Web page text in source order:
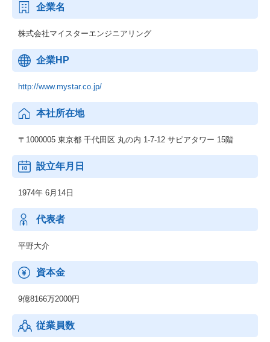
企業名
株式会社マイスターエンジニアリング
企業HP
http://www.mystar.co.jp/
本社所在地
〒1000005 東京都 千代田区 丸の内 1-7-12 サピアタワー 15階
設立年月日
1974年 6月14日
代表者
平野大介
資本金
9億8166万2000円
従業員数